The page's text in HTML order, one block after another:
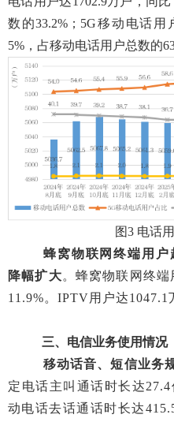
数的33.2%； 5G移动电话用
5%，占移动电话用户总数的
图3 电话
蜂窝物联网终端用户
降幅扩大。 蜂窝物联网终端
11.9%。 IPTV用户达1047.1
三、电信业务使用情况
移动话音、短信业务
定电话主叫通话时长达27.4
动电话去话通话时长达